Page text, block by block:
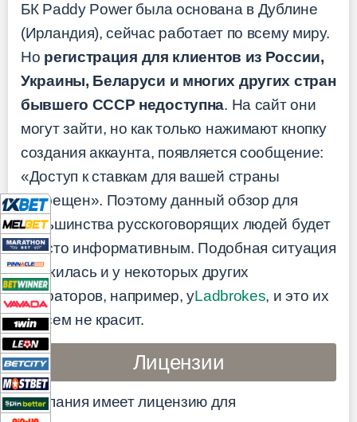
БК Paddy Power была основана в Дублине
(Ирландия), сейчас работает по всему миру.
Но регистрация для клиентов из России,
Украины, Беларуси и многих других стран
бывшего СССР недоступна. На сайт они
могут зайти, но как только нажимают кнопку
создания аккаунта, появляется сообщение:
«Доступ к ставкам для вашей страны
запрещен». Поэтому данный обзор для
большинства русскоговорящих людей будет
просто информативным. Подобная ситуация
сложилась и у некоторых других
операторов, например, уLadbrokes, и это их
совсем не красит.
Лицензии
Компания имеет лицензию для